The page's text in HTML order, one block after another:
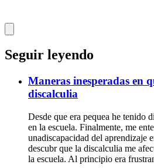
Seguir leyendo
Maneras inesperadas en
discalculia
Desde que era pequea he tenido
en la escuela. Finalmente, me
unadiscapacidad del aprendizaje
descubr que la discalculia me
la escuela. Al principio era